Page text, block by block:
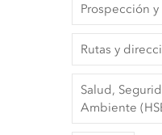
Prospección
Rutas y
Salud,
Ambiente